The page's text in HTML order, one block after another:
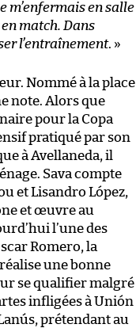
m’enfermais en salle
match. Dans
l’entraînement. »
Nommé à la place
note. Alors que
pour la Copa
pratiqué par son
à Avellaneda, il
Sava compte
et Lisandro López,
et œuvre au
l’une des
Romero, la
une bonne
se qualifier malgré
infligées à Unión
prétendant au